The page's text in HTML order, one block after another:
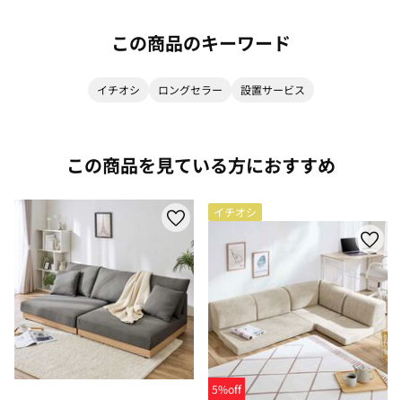
この商品のキーワード
イチオシ ロングセラー 設置サービス
この商品を見ている方におすすめ
イチオシ
5%off